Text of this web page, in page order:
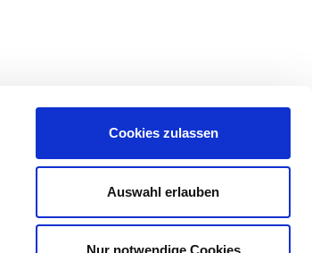
Cookies zulassen
Auswahl erlauben
Nur notwendige Cookies